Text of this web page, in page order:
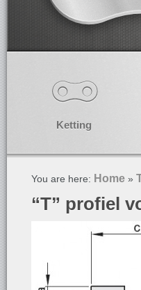
Ketting
You are here: Home »
“T” profiel